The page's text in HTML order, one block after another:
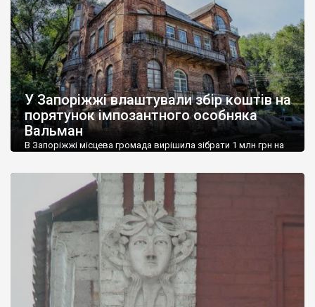
будинок купця Д. Мінаєва за адресою […]
У Запоріжжі влаштували збір коштів на
порятунок імпозантного особняка
Вальман
В Запоріжжі місцева громада вирішила зібрати 1 млн грн на
активно підтримує Широківська територіальна громада, до
якої належить споруда. Розуміючи, що самостійно зібрати
великі кошти у місцевій громаді неможливо, мешканці
вирішили звернутися до спонсорів, донорів та меценатів.
Через аукціони та звернення до громадськості запустили
процес збору коштів. […]